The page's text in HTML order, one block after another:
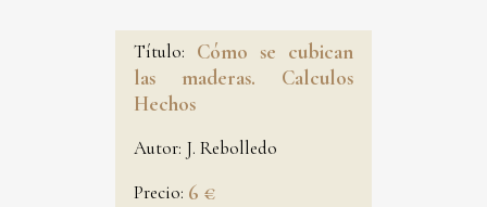
Título: Cómo se cubican
las maderas. Calculos
Hechos
Autor: J. Rebolledo
Precio: 6 €